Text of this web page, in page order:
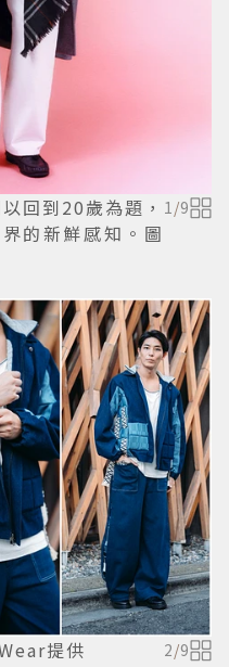
回到20歲為題，
的新鮮感知。圖
1/9
提供 2/9